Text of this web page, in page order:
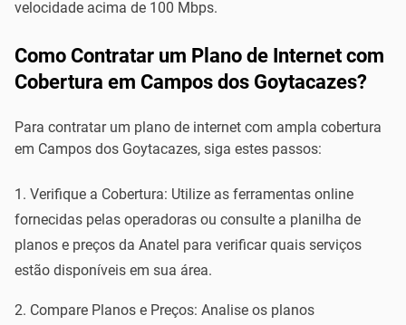
velocidade acima de 100 Mbps.
Como Contratar um Plano de Internet com
Cobertura em Campos dos Goytacazes?
Para contratar um plano de internet com ampla cobertura
em Campos dos Goytacazes, siga estes passos:
Verifique a Cobertura: Utilize as ferramentas online
fornecidas pelas operadoras ou consulte a planilha de
planos e preços da Anatel para verificar quais serviços
estão disponíveis em sua área.
Compare Planos e Preços: Analise os planos